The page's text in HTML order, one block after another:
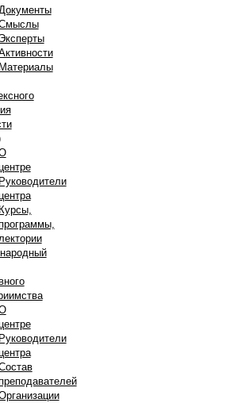
Эксперты
Материалы
Руководители
Курсы,
Руководители